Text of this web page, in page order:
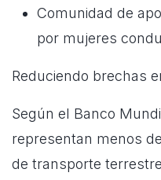
Comunidad de
por mujeres
Reduciendo brechas
Según el Banco
representan menos
de transporte